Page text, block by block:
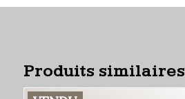
Produits similaires